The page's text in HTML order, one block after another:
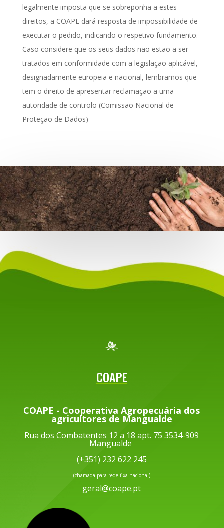
legalmente imposta que se sobreponha a estes
direitos, a COAPE dará resposta de impossibilidade de
executar o pedido, indicando o respetivo fundamento.
Caso considere que os seus dados não estão a ser
tratados em conformidade com a legislação aplicável,
designadamente europeia e nacional, lembramos que
tem o direito de apresentar reclamação a uma
autoridade de controlo (Comissão Nacional de
Proteção de Dados)
COAPE
COAPE - Cooperativa Agropecuária dos
agricultores de Mangualde
Rua dos Combatentes 12 a 18 apt. 75 3534-909
Mangualde
(+351) 232 622 245
(chamada para rede fixa nacional)
geral@coape.pt